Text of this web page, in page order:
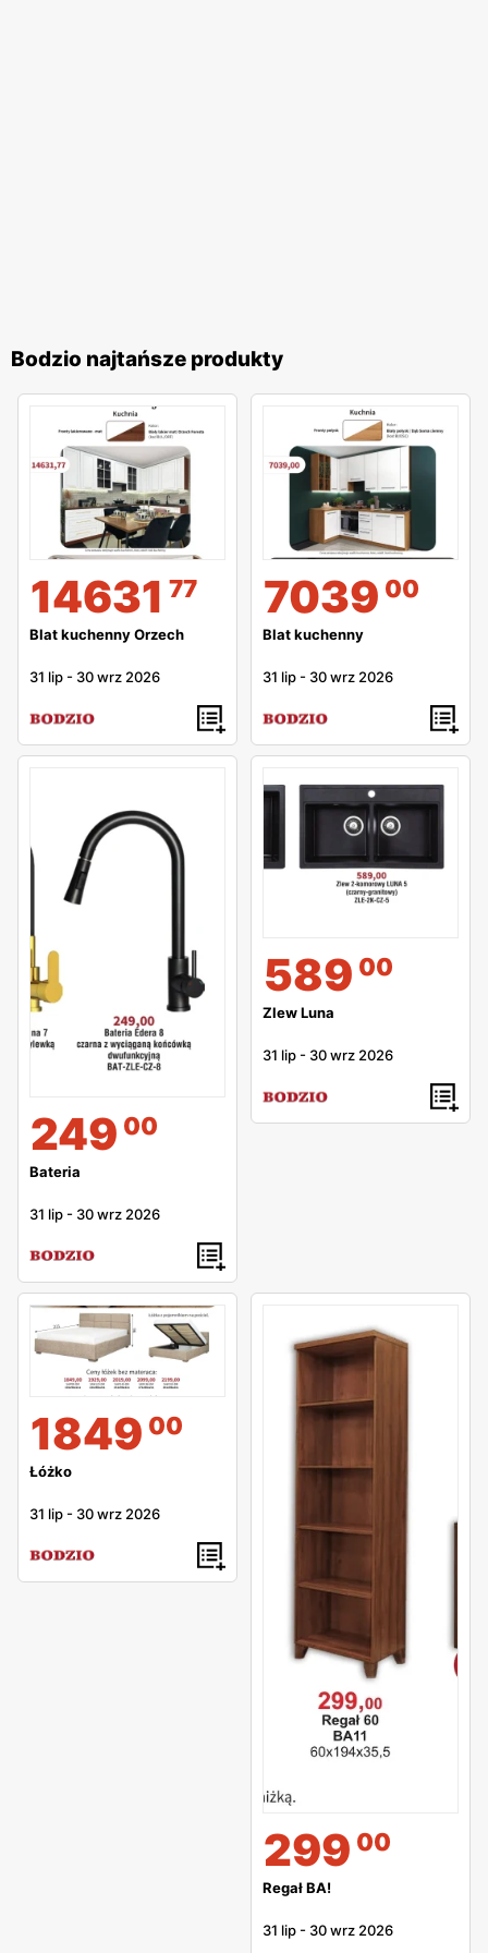
Bodzio najtańsze produkty
14631 77
Blat kuchenny Orzech
31 lip - 30 wrz 2026
7039 00
Blat kuchenny
31 lip - 30 wrz 2026
249 00
Bateria
31 lip - 30 wrz 2026
589 00
Zlew Luna
31 lip - 30 wrz 2026
1849 00
Łóżko
31 lip - 30 wrz 2026
299 00
Regał BA!
31 lip - 30 wrz 2026